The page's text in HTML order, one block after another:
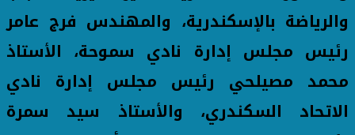
والرياضة بالإسكندرية، والمهندس فرج عامر
رئيس مجلس إدارة نادي سموحة، الأستاذ
محمد مصيلحي رئيس مجلس إدارة نادي
الاتحاد السكندري، والأستاذ سيد سمرة